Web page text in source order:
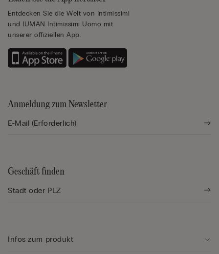
Entdecken Sie die Welt von Intimissimi
und IUMAN Intimissimi Uomo mit
unserer offiziellen App.
Anmeldung zum Newsletter
Geschäft finden
Infos zum produkt